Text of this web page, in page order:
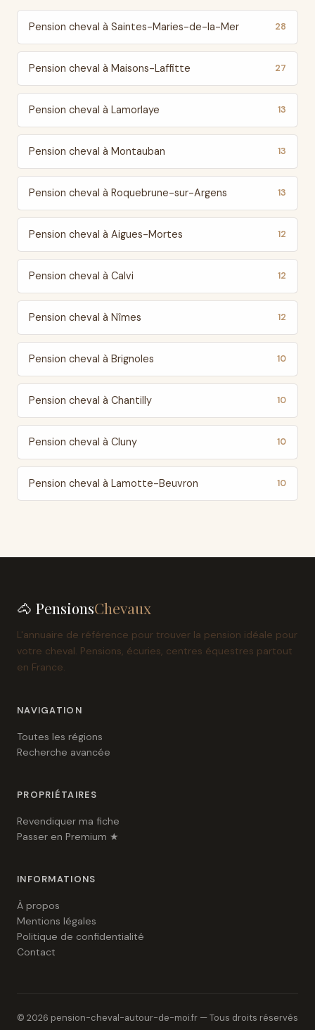
Pension cheval à Saintes-Maries-de-la-Mer 28
Pension cheval à Maisons-Laffitte 27
Pension cheval à Lamorlaye 13
Pension cheval à Montauban 13
Pension cheval à Roquebrune-sur-Argens 13
Pension cheval à Aigues-Mortes 12
Pension cheval à Calvi 12
Pension cheval à Nîmes 12
Pension cheval à Brignoles 10
Pension cheval à Chantilly 10
Pension cheval à Cluny 10
Pension cheval à Lamotte-Beuvron 10
🐴 PensionsChevaux
L'annuaire de référence pour trouver la pension idéale pour
votre cheval. Pensions, écuries, centres équestres partout
en France.
NAVIGATION
Toutes les régions
Recherche avancée
PROPRIÉTAIRES
Revendiquer ma fiche
Passer en Premium ★
INFORMATIONS
À propos
Mentions légales
Politique de confidentialité
Contact
© 2026 pension-cheval-autour-de-moi.fr — Tous droits réservés